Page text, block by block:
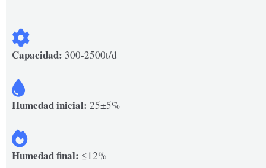
Capacidad: 300-2500t/d
Humedad inicial: 25±5%
Humedad final: ≤12%